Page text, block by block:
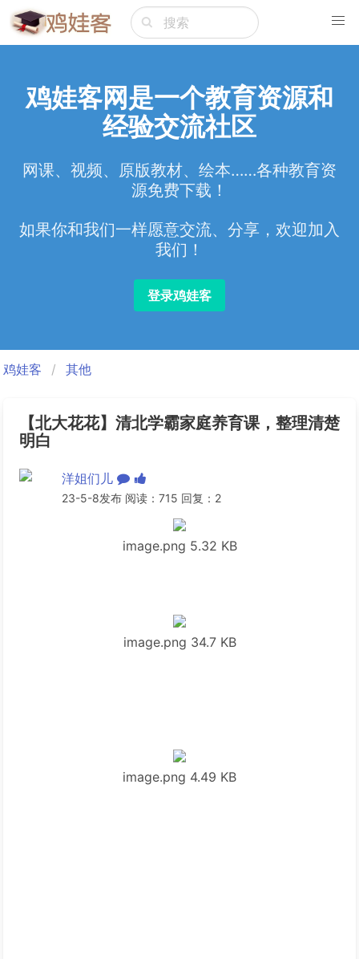
鸡娃客网是一个教育资源和
经验交流社区
网课、视频、原版教材、绘本……各种教育资
源免费下载！
如果你和我们一样愿意交流、分享，欢迎加入
我们！
登录鸡娃客
鸡娃客 其他
【北大花花】清北学霸家庭养育课，整理清楚
明白
洋姐们儿
23-5-8发布 阅读：715 回复：2
image.png 5.32 KB
image.png 34.7 KB
image.png 4.49 KB